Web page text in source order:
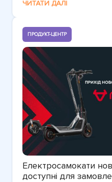
ЧИТАТИ ДАЛІ
ПРОДУКТ-ЦЕНТР
Електросамокати
доступні для